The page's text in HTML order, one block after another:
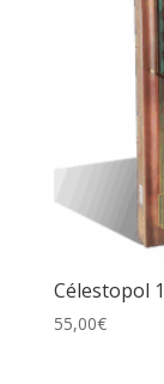
Célestopol
55,00€